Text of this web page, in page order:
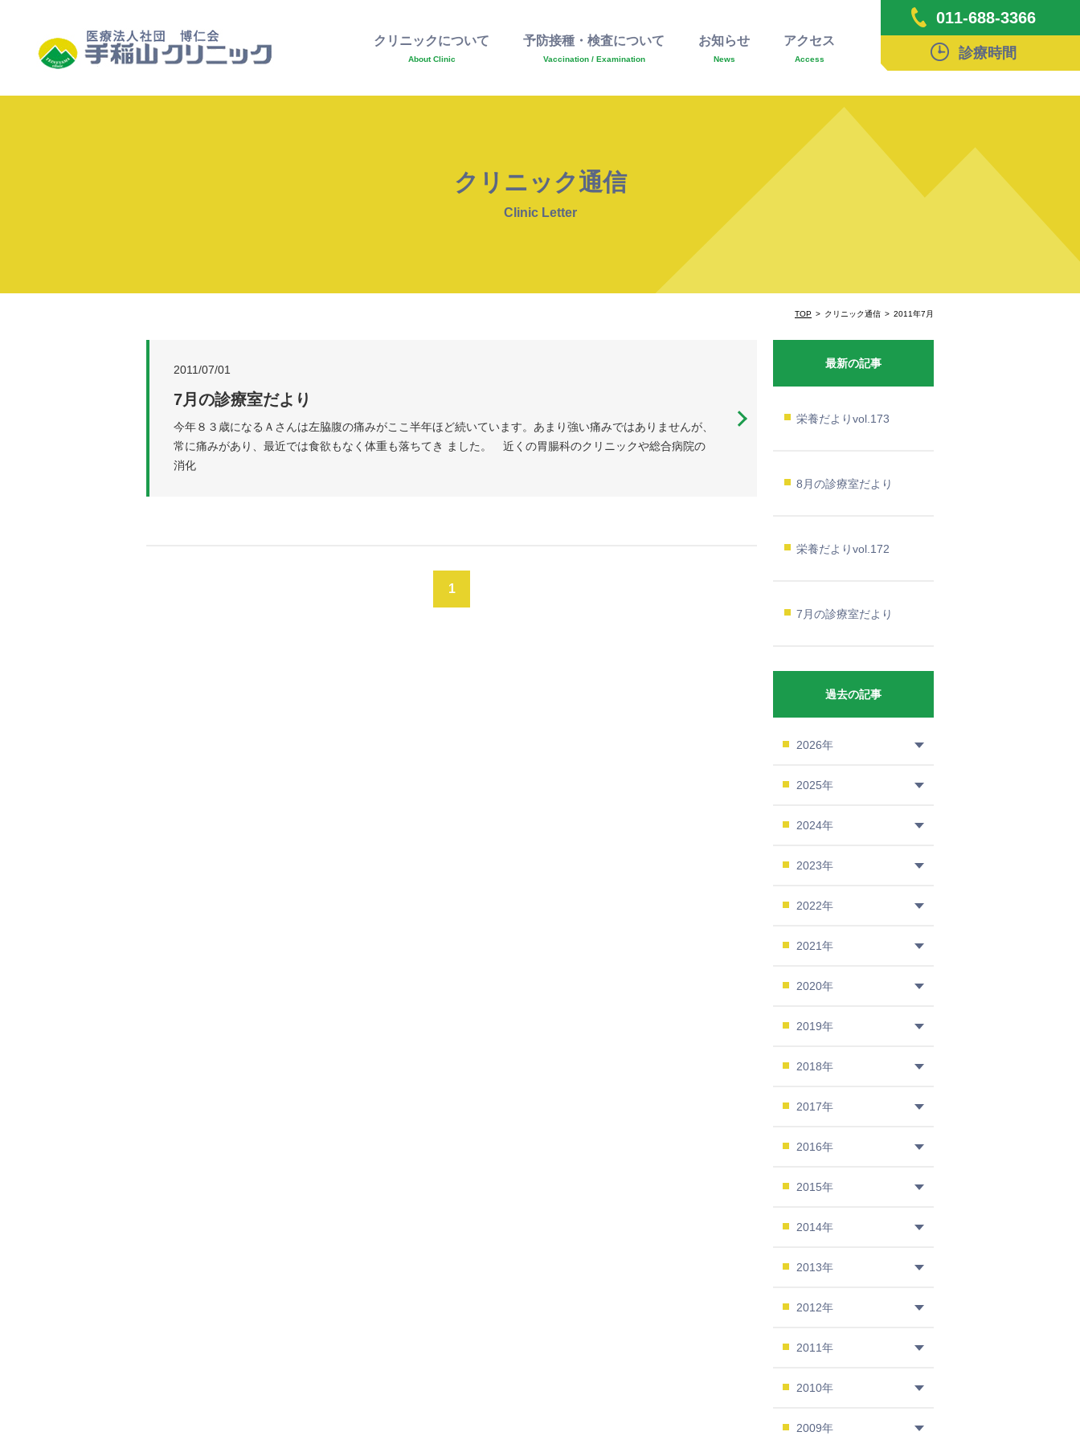
クリニックについて
About Clinic
予防接種・検査について
Vaccination / Examination
お知らせ
News
アクセス
Access
011-688-3366
診療時間
クリニック通信
Clinic Letter
TOP クリニック通信 2011年7月
2011/07/01
7月の診療室だより
今年８３歳になるＡさんは左脇腹の痛みがここ半年ほど続いています。あまり強い痛みではありませんが、
常に痛みがあり、最近では食欲もなく体重も落ちてき ました。 近くの胃腸科のクリニックや総合病院の
消化
1
最新の記事
栄養だよりvol.173
8月の診療室だより
栄養だよりvol.172
7月の診療室だより
過去の記事
2026年
2025年
2024年
2023年
2022年
2021年
2020年
2019年
2018年
2017年
2016年
2015年
2014年
2013年
2012年
2011年
2010年
2009年